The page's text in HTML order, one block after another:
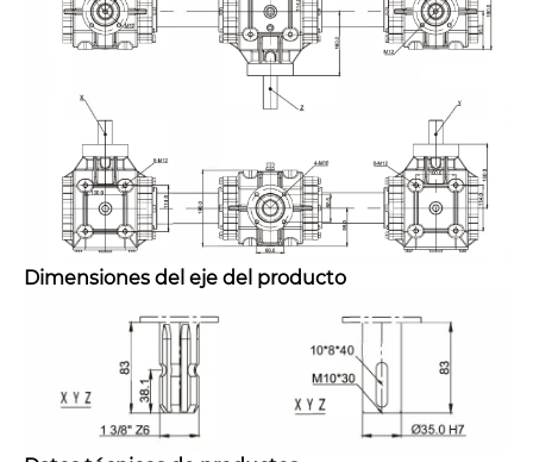
Dimensiones del eje del producto